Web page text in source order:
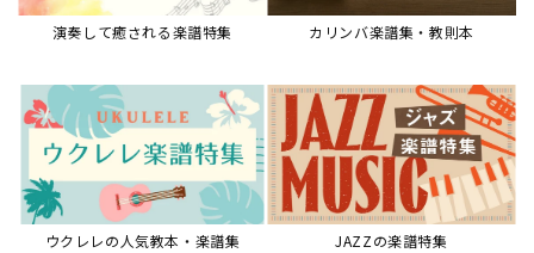
【第21回公開】なぜ人々は祭りを
必要とするのか？祭りの今を見つ
める現地ルポ
【第16回公開】ヨーロッパを拠点
に世界を駆けまわる阿部加奈子の
今に迫る